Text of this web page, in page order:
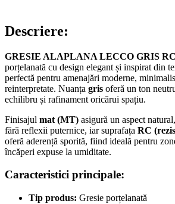
Descriere:
GRESIE ALAPLANA LECCO GRIS
porțelanată cu design elegant și inspirat din
perfectă pentru amenajări moderne,
reinterpretate. Nuanța gris oferă un ton
echilibru și rafinament oricărui spațiu.
Finisajul mat (MT) asigură un aspect
fără reflexii puternice, iar suprafața RC
oferă aderență sporită, fiind ideală pentru
încăperi expuse la umiditate.
Caracteristici principale:
Tip produs: Gresie porțelanată